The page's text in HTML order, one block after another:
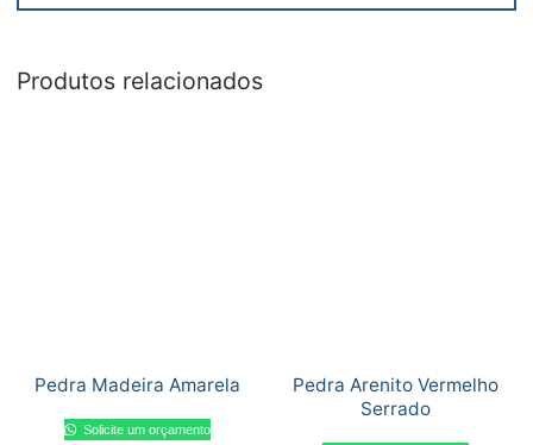
Produtos relacionados
Pedra Madeira Amarela
Solicite um orçamento
Pedra Arenito Vermelho
Serrado